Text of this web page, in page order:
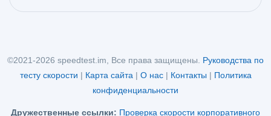
©2021-2026 speedtest.im, Все права защищены.
Руководства по
тесту скорости | Карта сайта | О нас| Контакты | Политика
конфиденциальности
Дружественные ссылки: Проверка скорости корпоративного